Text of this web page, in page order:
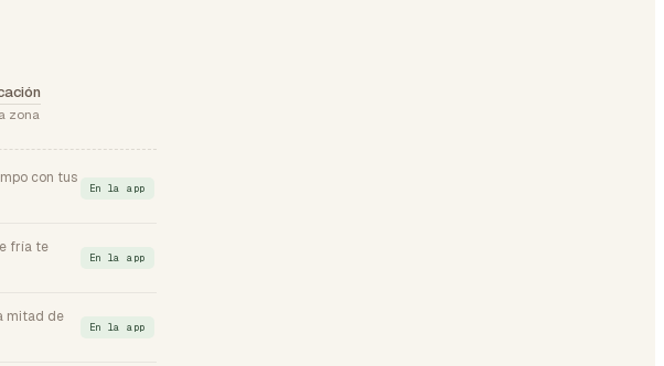
zona
con tus
En la app
fría te
En la app
mitad de
En la app